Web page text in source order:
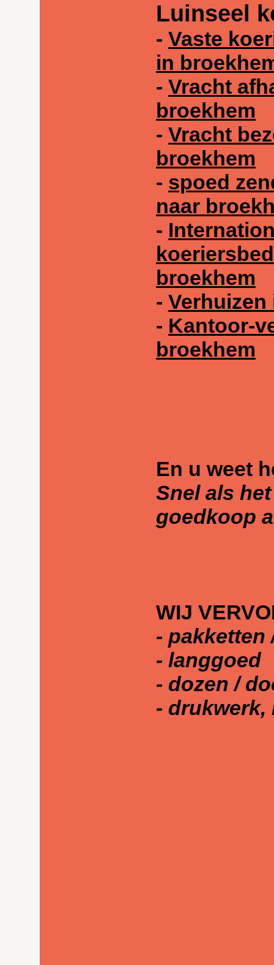
Luinseel
- Vaste
in
- Vracht
broekhem
- Vracht
broekhem
- spoed
naar
-
broekhem
-
- Kantoor-
broekhem
En u weet
Snel als
goedkoop
WIJ
- pakketten
- langgoed
- dozen /
- drukwerk,